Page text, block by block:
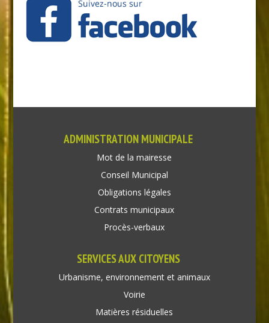
ADMINISTRATION MUNICIPALE
Mot de la mairesse
Conseil Municipal
Obligations légales
Contrats municipaux
Procès-verbaux
SERVICES AUX CITOYENS
Urbanisme, environnement et animaux
Voirie
Matières résiduelles